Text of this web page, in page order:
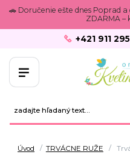
🚗 Doručenie ešte dnes Poprad
ZDARMA –
+421 911
Úvod TRVÁCNE RUŽE